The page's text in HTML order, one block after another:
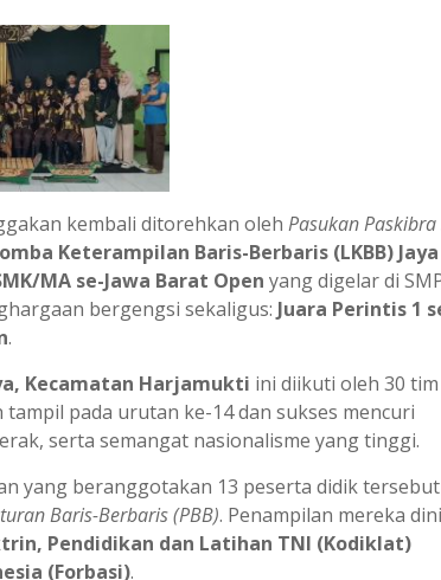
kembali ditorehkan oleh Pasukan
Keterampilan Baris-Berbaris (LKBB)
MA se-Jawa Barat Open yang digelar di
bergengsi sekaligus: Juara Perintis 1
.
Kecamatan Harjamukti ini diikuti oleh 30
pada urutan ke-14 dan sukses mencuri
serta semangat nasionalisme yang tinggi.
yang beranggotakan 13 peserta didik tersebut
Baris-Berbaris (PBB). Penampilan mereka
Pendidikan dan Latihan TNI (Kodiklat)
(Forbasi).